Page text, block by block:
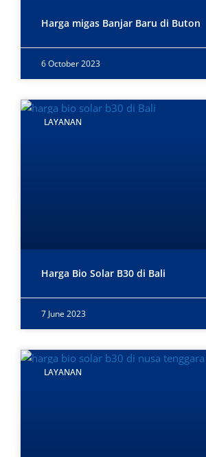
Harga migas Banjar Baru di Buton
6 October 2023
LAYANAN
Harga Bio Solar B30 di Bali
7 June 2023
LAYANAN